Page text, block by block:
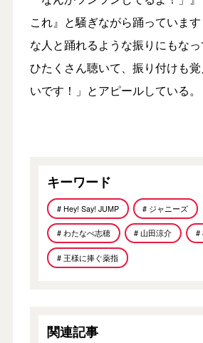
これ』と騒ぎながら踊っていま
な人と踊れるような振りにもな
ひたくさん聴いて、振り付けも
いです！」とアピールしている。
キーワード
# Hey! Say! JUMP # ジャニーズ
# わたなべ志穂 # 山田涼介 #
# 王様に捧ぐ薬指
関連記事